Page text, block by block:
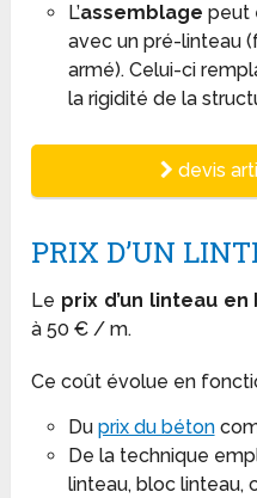
L’assemblage peut
avec un pré-linteau
armé). Celui-ci
la rigidité de la
devis
PRIX D’UN
Le prix d’un linteau en
à 50 € / m.
Ce coût évolue en
Du prix du béton
De la technique
linteau, bloc linteau,